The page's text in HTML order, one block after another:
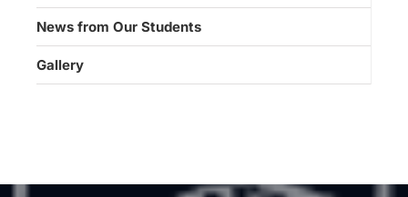
News from Our Students
Gallery